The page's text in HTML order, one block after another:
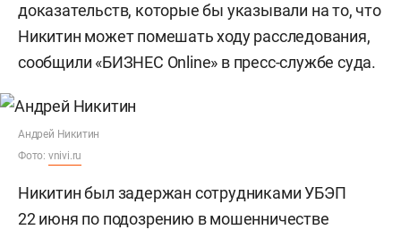
доказательств, которые бы указывали на то, что
Никитин может помешать ходу расследования,
сообщили «БИЗНЕС Online» в пресс-службе суда.
Андрей Никитин
Фото: vnivi.ru
Никитин был задержан сотрудниками УБЭП
22 июня по подозрению в мошенничестве